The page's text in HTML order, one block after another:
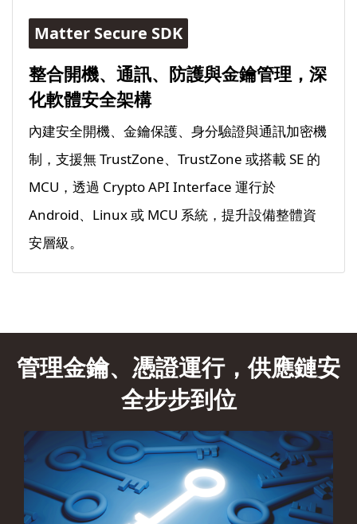
Matter Secure SDK
整合開機、通訊、防護與金鑰管理，深
化軟體安全架構
內建安全開機、金鑰保護、身分驗證與通訊加密機
制，支援無 TrustZone、TrustZone 或搭載 SE 的
MCU，透過 Crypto API Interface 運行於
Android、Linux 或 MCU 系統，提升設備整體資
安層級。
管理金鑰、憑證運行，供應鏈安
全步步到位